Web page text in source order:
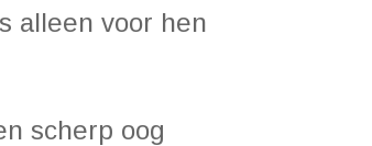
alleen voor hen
scherp oog